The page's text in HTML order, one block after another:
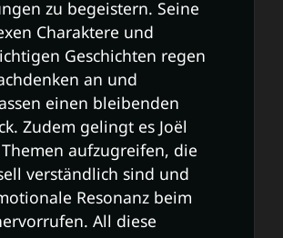
zu begeistern. Seine
Charaktere und
Geschichten regen
an und
einen bleibenden
Zudem gelingt es Joël
Themen aufzugreifen, die
verständlich sind und
Resonanz beim
All diese